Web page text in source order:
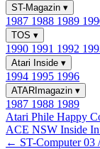
ST-Magazin ▾
1987 1988 1989
TOS ▾
1990 1991 1992
Atari Inside ▾
1994 1995 1996
ATARImagazin ▾
1987 1988 1989
Atari Phile Happy
ACE NSW Inside
← ST-Computer 03